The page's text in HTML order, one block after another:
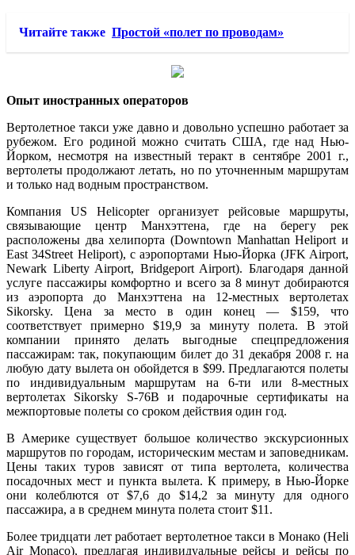
Читайте также Простой «полет по проводам»
Опыт иностранных операторов
Вертолетное такси уже давно и довольно успешно работает за
рубежом. Его родиной можно считать США, где над Нью-
Йорком, несмотря на известный теракт в сентябре 2001 г.,
вертолеты продолжают летать, но по уточненным маршрутам
и только над водным пространством.
Компания US Helicopter организует рейсовые маршруты,
связывающие центр Манхэттена, где на берегу рек
расположены два хелипорта (Downtown Manhattan Heliport и
East 34Street Heliport), с аэропортами Нью-Йорка (JFK Airport,
Newark Liberty Airport, Bridgeport Airport). Благодаря данной
услуге пассажиры комфортно и всего за 8 минут добираются
из аэропорта до Манхэттена на 12-местных вертолетах
Sikorsky. Цена за место в один конец — $159, что
соответствует примерно $19,9 за минуту полета. В этой
компании принято делать выгодные спецпредложения
пассажирам: так, покупающим билет до 31 декабря 2008 г. на
любую дату вылета он обойдется в $99. Предлагаются полеты
по индивидуальным маршрутам на 6-ти или 8-местных
вертолетах Sikorsky S-76B и подарочные сертификаты на
межпортовые полеты со сроком действия один год.
В Америке существует большое количество экскурсионных
маршрутов по городам, историческим местам и заповедникам.
Цены таких туров зависят от типа вертолета, количества
посадочных мест и пункта вылета. К примеру, в Нью-Йорке
они колеблются от $7,6 до $14,2 за минуту для одного
пассажира, а в среднем минута полета стоит $11.
Более тридцати лет работает вертолетное такси в Монако (Heli
Air Monaco), предлагая индивидуальные рейсы и рейсы по